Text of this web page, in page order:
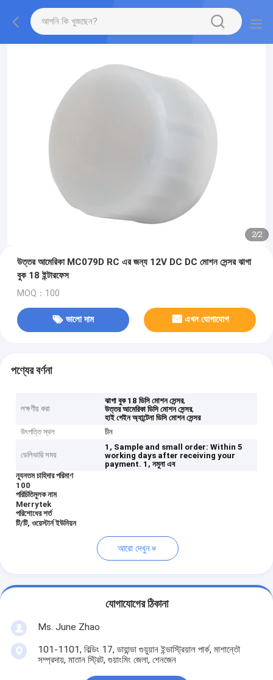
2/2
উত্তর আমেরিকা MC079D RC এর জন্য 12V DC DC মোশন সেন্সর ঝাগা
বুক 18 ইন্টারফেস
MOQ：100
ভালো দাম এখন যোগাযোগ
পণ্যের বর্ণনা
লক্ষণীয় করা
ঝাগা বুক 18 ডিসি মোশন সেন্সর,
উত্তর আমেরিকা ডিসি মোশন সেন্সর,
হাই গেইন অ্যান্টেনা ডিসি মোশন সেন্সর
উৎপত্তি স্থল
চীন
ডেলিভারি সময়
1, Sample and small order: Within 5
working days after receiving your
payment. 1, নমুনা এব
ন্যূনতম চাহিদার পরিমাণ
100
পরিচিতিমুলক নাম
Merrytek
পরিশোধের শর্ত
টি/টি, ওয়েস্টার্ন ইউনিয়ন
আরো দেখুন
যোগাযোগের ঠিকানা
Ms. June Zhao
101-1101, বিল্ডিং 17, ডায়ান্ডা গুয়ুয়ান ইন্ডাস্ট্রিয়াল পার্ক, মাশান্তৌ
সম্প্রদায়, মাতান স্ট্রিট, গুয়াংমিং জেলা, শেনজেন